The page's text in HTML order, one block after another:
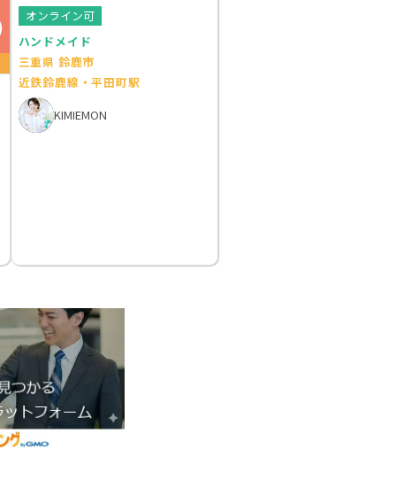
オンライン可
ハンドメイド
三重県 鈴鹿市
近鉄鈴鹿線・平田町駅
KIMIEMON